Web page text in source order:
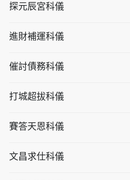
探元辰宮科儀
進財補運科儀
催討債務科儀
打城超拔科儀
賽答天恩科儀
文昌求仕科儀